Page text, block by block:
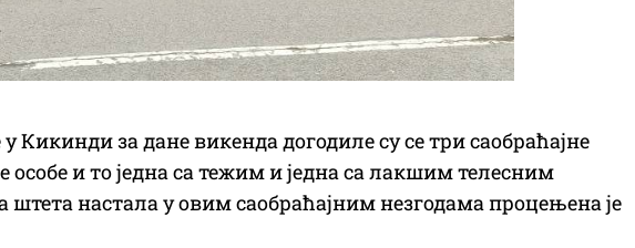
Кикинди за дане викенда догодиле су се три саобраћајне
особе и то једна са тежим и једна са лакшим телесним
настала у овим саобраћајним незгодама процењена је